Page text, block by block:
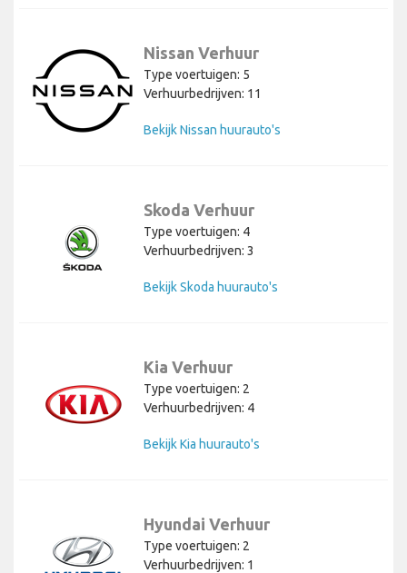
Nissan Verhuur
Type voertuigen: 5
Verhuurbedrijven: 11
Bekijk Nissan huurauto's
Skoda Verhuur
Type voertuigen: 4
Verhuurbedrijven: 3
Bekijk Skoda huurauto's
Kia Verhuur
Type voertuigen: 2
Verhuurbedrijven: 4
Bekijk Kia huurauto's
Hyundai Verhuur
Type voertuigen: 2
Verhuurbedrijven: 1